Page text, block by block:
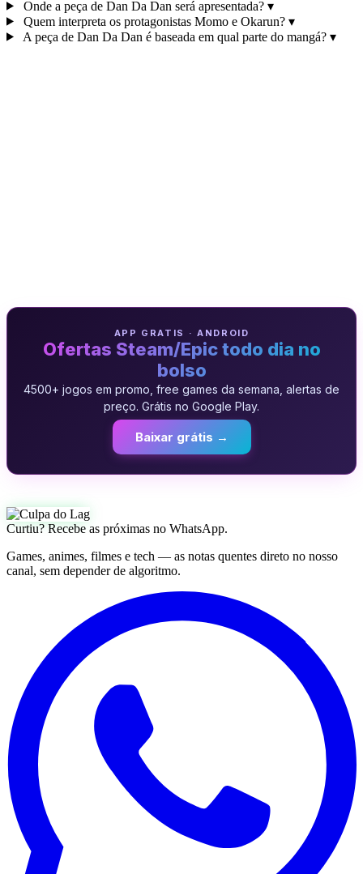
Onde a peça de Dan Da Dan será apresentada? ▾
Quem interpreta os protagonistas Momo e Okarun? ▾
A peça de Dan Da Dan é baseada em qual parte do mangá? ▾
APP GRATIS · ANDROID
Ofertas Steam/Epic todo dia no
bolso
4500+ jogos em promo, free games da semana, alertas de
preço. Grátis no Google Play.
Baixar grátis →
Curtiu? Recebe as próximas no WhatsApp.
Games, animes, filmes e tech — as notas quentes direto no nosso
canal, sem depender de algoritmo.